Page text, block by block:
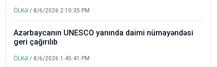
ÖLKƏ / 8/6/2026 2:10:35 PM
Azərbaycanın UNESCO yanında daimi nümayəndəsi
geri çağırılıb
ÖLKƏ / 8/6/2026 1:45:41 PM